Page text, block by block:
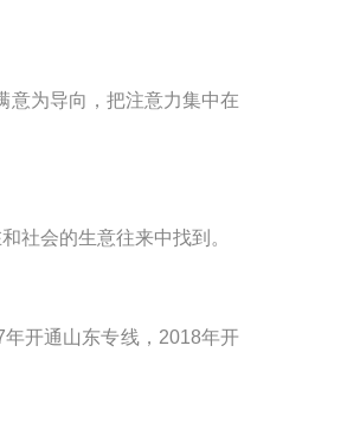
意为导向，把注意力集中在
社会的生意往来中找到。
年开通山东专线， 2018年开